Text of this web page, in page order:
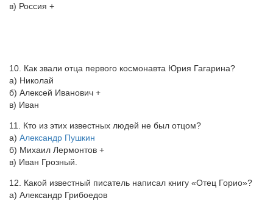
в) Россия +
10. Как звали отца первого космонавта Юрия Гагарина?
а) Николай
б) Алексей Иванович +
в) Иван
11. Кто из этих известных людей не был отцом?
а) Александр Пушкин
б) Михаил Лермонтов +
в) Иван Грозный.
12. Какой известный писатель написал книгу «Отец Горио»?
а) Александр Грибоедов